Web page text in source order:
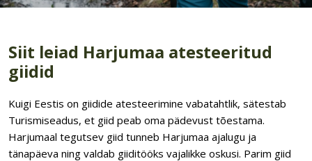
Siit leiad Harjumaa atesteeritud
giidid
Kuigi Eestis on giidide atesteerimine vabatahtlik, sätestab
Turismiseadus, et giid peab oma pädevust tõestama.
Harjumaal tegutsev giid tunneb Harjumaa ajalugu ja
tänapäeva ning valdab giiditööks vajalikke oskusi. Parim giid